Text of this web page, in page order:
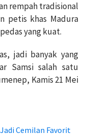
rempah tradisional
petis khas Madura
yang kuat.
jadi banyak yang
Samsi salah satu
Kamis 21 Mei
Cemilan Favorit